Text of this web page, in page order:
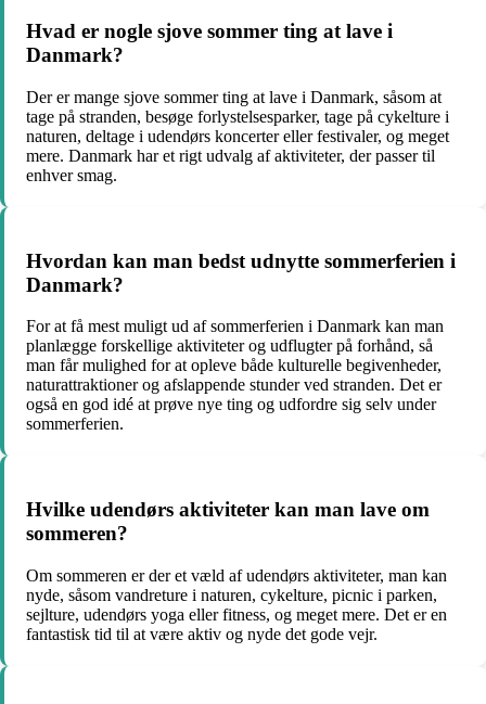
Hvad er nogle sjove sommer ting at lave i
Danmark?
Der er mange sjove sommer ting at lave i Danmark, såsom at
tage på stranden, besøge forlystelsesparker, tage på cykelture i
naturen, deltage i udendørs koncerter eller festivaler, og meget
mere. Danmark har et rigt udvalg af aktiviteter, der passer til
enhver smag.
Hvordan kan man bedst udnytte sommerferien i
Danmark?
For at få mest muligt ud af sommerferien i Danmark kan man
planlægge forskellige aktiviteter og udflugter på forhånd, så
man får mulighed for at opleve både kulturelle begivenheder,
naturattraktioner og afslappende stunder ved stranden. Det er
også en god idé at prøve nye ting og udfordre sig selv under
sommerferien.
Hvilke udendørs aktiviteter kan man lave om
sommeren?
Om sommeren er der et væld af udendørs aktiviteter, man kan
nyde, såsom vandreture i naturen, cykelture, picnic i parken,
sejlture, udendørs yoga eller fitness, og meget mere. Det er en
fantastisk tid til at være aktiv og nyde det gode vejr.